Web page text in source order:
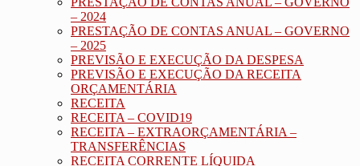
– 2024
PRESTAÇÃO DE CONTAS ANUAL – GOVERNO
– 2025
PREVISÃO E EXECUÇÃO DA DESPESA
PREVISÃO E EXECUÇÃO DA RECEITA
ORÇAMENTÁRIA
RECEITA
RECEITA – COVID19
RECEITA – EXTRAORÇAMENTÁRIA –
TRANSFERÊNCIAS
RECEITA CORRENTE LÍQUIDA